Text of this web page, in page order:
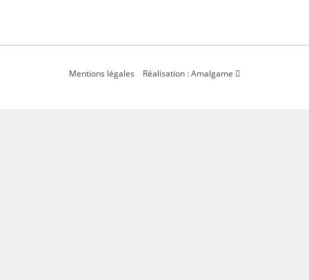
Mentions légales Réalisation : Amalgame